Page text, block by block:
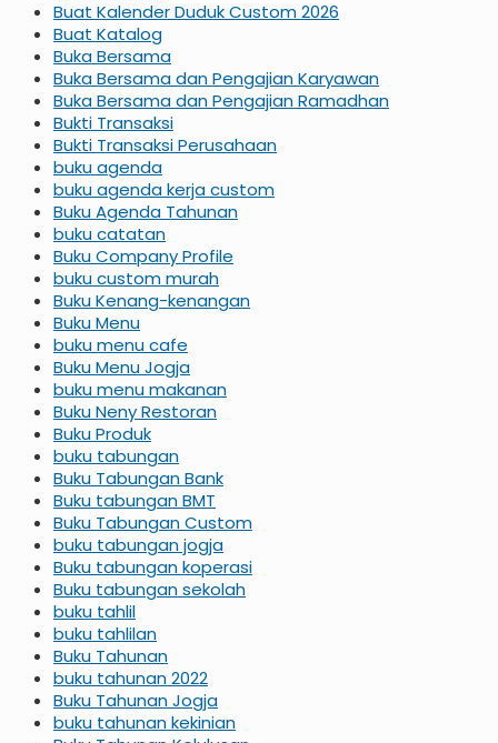
Buat Kalender Duduk Custom 2026
Buat Katalog
Buka Bersama
Buka Bersama dan Pengajian Karyawan
Buka Bersama dan Pengajian Ramadhan
Bukti Transaksi
Bukti Transaksi Perusahaan
buku agenda
buku agenda kerja custom
Buku Agenda Tahunan
buku catatan
Buku Company Profile
buku custom murah
Buku Kenang-kenangan
Buku Menu
buku menu cafe
Buku Menu Jogja
buku menu makanan
Buku Neny Restoran
Buku Produk
buku tabungan
Buku Tabungan Bank
Buku tabungan BMT
Buku Tabungan Custom
buku tabungan jogja
Buku tabungan koperasi
Buku tabungan sekolah
buku tahlil
buku tahlilan
Buku Tahunan
buku tahunan 2022
Buku Tahunan Jogja
buku tahunan kekinian